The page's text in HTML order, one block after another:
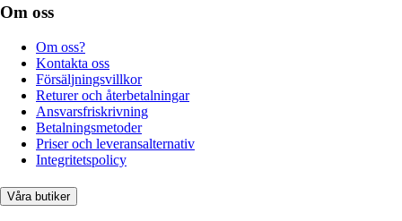
Om oss
Om oss?
Kontakta oss
Försäljningsvillkor
Returer och återbetalningar
Ansvarsfriskrivning
Betalningsmetoder
Priser och leveransalternativ
Integritetspolicy
Våra butiker